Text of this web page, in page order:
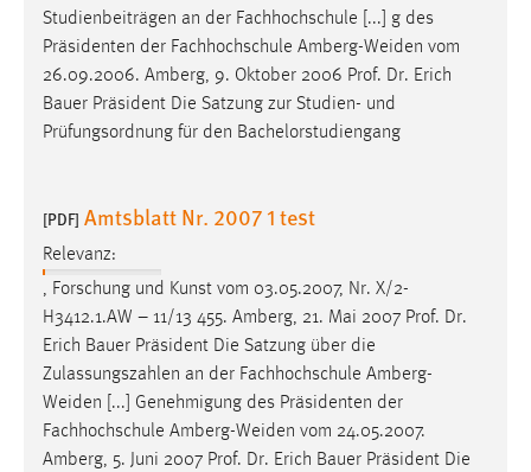
Studienbeiträgen an der Fachhochschule [...] g des
Präsidenten der Fachhochschule Amberg-Weiden vom
26.09.2006. Amberg, 9. Oktober 2006 Prof. Dr. Erich
Bauer Präsident Die Satzung zur Studien- und
Prüfungsordnung für den Bachelorstudiengang
[PDF] Amtsblatt Nr. 2007 1 test
Relevanz:
, Forschung und Kunst vom 03.05.2007, Nr. X/2-
H3412.1.AW – 11/13 455. Amberg, 21. Mai 2007 Prof. Dr.
Erich Bauer Präsident Die Satzung über die
Zulassungszahlen an der Fachhochschule Amberg-
Weiden [...] Genehmigung des Präsidenten der
Fachhochschule Amberg-Weiden vom 24.05.2007.
Amberg, 5. Juni 2007 Prof. Dr. Erich Bauer Präsident Die